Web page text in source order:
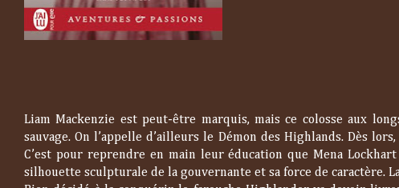
Liam Mackenzie est peut-être marquis, mais ce colosse aux
sauvage. On l’appelle d’ailleurs le Démon des Highlands. Dès
C’est pour reprendre en main leur éducation que Mena
silhouette sculpturale de la gouvernante et sa force de caractère.